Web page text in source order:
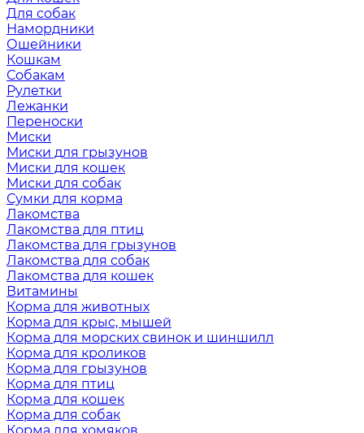
Для собак
Намордники
Ошейники
Кошкам
Собакам
Рулетки
Лежанки
Переноски
Миски
Миски для грызунов
Миски для кошек
Миски для собак
Сумки для корма
Лакомства
Лакомства для птиц
Лакомства для грызунов
Лакомства для собак
Лакомства для кошек
Витамины
Корма для животных
Корма для крыс, мышей
Корма для морских свинок и шиншилл
Корма для кроликов
Корма для грызунов
Корма для птиц
Корма для кошек
Корма для собак